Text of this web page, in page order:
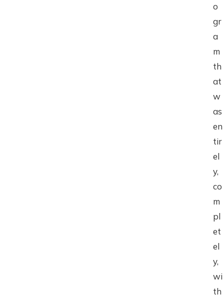
o
gr
a
m
th
at
w
as
en
tir
el
y,
co
m
pl
et
el
y,
wi
th